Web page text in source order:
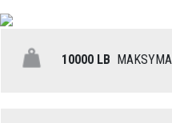
10000 LB